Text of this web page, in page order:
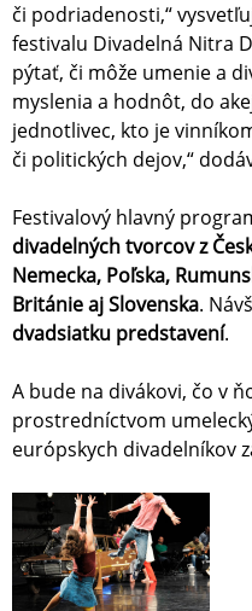
či podriadenosti,“
festivalu Divadelná Nitra
pýtať, či môže umenie a
myslenia a hodnôt, do
jednotlivec, kto je
či politických dejov,“
Festivalový hlavný
divadelných tvorcov z
Nemecka, Poľska,
Británie aj Slovenska.
dvadsiatku predstavení.
A bude na divákovi, čo v
prostredníctvom
európskych divadelníkov